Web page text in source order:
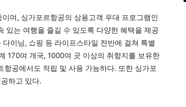
며, 싱가포르항공의 상용고객 우대 프로그램인
있는 여행을 즐길 수 있도록 다양한 혜택을 제공
이닝, 쇼핑 등 라이프스타일 전반에 걸쳐 특별
170여 개국, 1000여 곳 이상의 취항지를 보유한
공에서도 적립 및 사용 가능하다. 또한 싱가포
하고 있다.